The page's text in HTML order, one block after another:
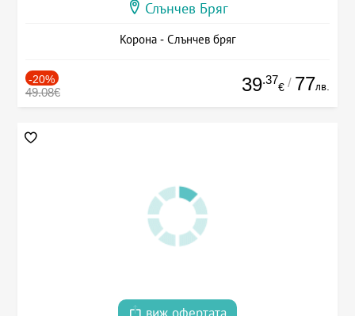
Слънчев Бряг
Корона - Слънчев бряг
-20%
49.08€ 39.37
€ / 77лв.
виж офертата